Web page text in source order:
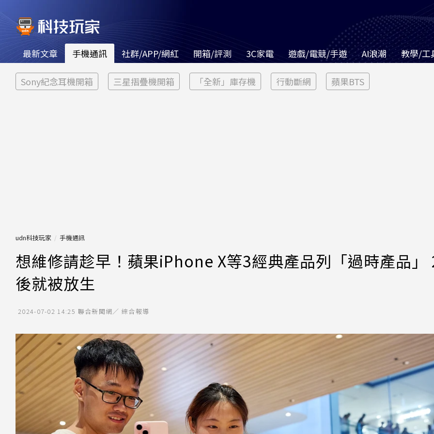
最新文章 手機通訊 社群/APP/網紅 開箱/評測 3C家電 遊戲/電競/手遊 AI浪潮 教學/工
Sony紀念耳機開箱 三星摺疊機開箱 「全新」庫存機 行動斷網 蘋果BTS
udn科技玩家 手機通訊
想維修請趁早！蘋果iPhone X等3經典產品列「過時產品」
後就被放生
2024-07-02 14:25 聯合新聞網／ 綜合報導